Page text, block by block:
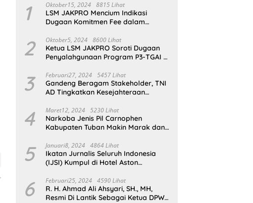
1 Oktober15, 2024 8815 Lihat
LSM JAKPRO Mencium Indikasi
Dugaan Komitmen Fee dalam
Sukapura
2 Oktober5, 2024 8600 Lihat
Ketua LSM JAKPRO Soroti Dugaan
Penyalahgunaan Program P3-TGAI di
3 Februari27, 2024 5457 Lihat
Gandeng Beragam Stakeholder, TNI
AD Tingkatkan Kesejahteraan
4 Maret12, 2024 5230 Lihat
Narkoba Jenis Pil Carnophen
Kabupaten Tuban Makin Marak dan
Wajib Tau
5 Januari8, 2024 4864 Lihat
Ikatan Jurnalis Seluruh Indonesia
(IJSI) Kumpul di Hotel Aston
6 Februari25, 2024 4590 Lihat
R. H. Ahmad Ali Ahsyari, SH., MH,
Resmi Di Lantik Sebagai Ketua DPW